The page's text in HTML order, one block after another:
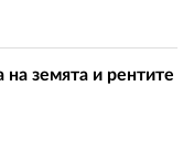
на земята и рентите